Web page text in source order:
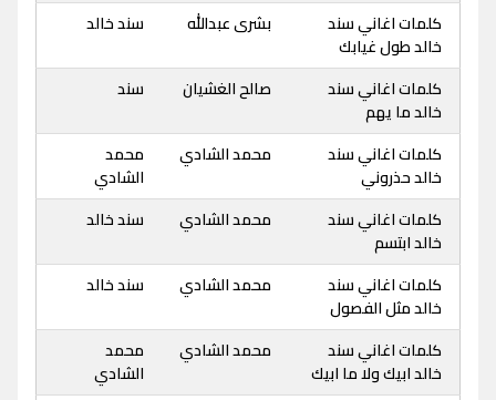
كلمات اغاني سند
خالد طول غيابك
بشرى عبدالله سند خالد
كلمات اغاني سند
خالد ما يهم
صالح الغشيان سند
كلمات اغاني سند
خالد حذروني
محمد الشادي
محمد
الشادي
كلمات اغاني سند
خالد ابتسم
محمد الشادي سند خالد
كلمات اغاني سند
خالد مثل الفصول
محمد الشادي سند خالد
كلمات اغاني سند
خالد ابيك ولا ما ابيك
محمد الشادي
محمد
الشادي